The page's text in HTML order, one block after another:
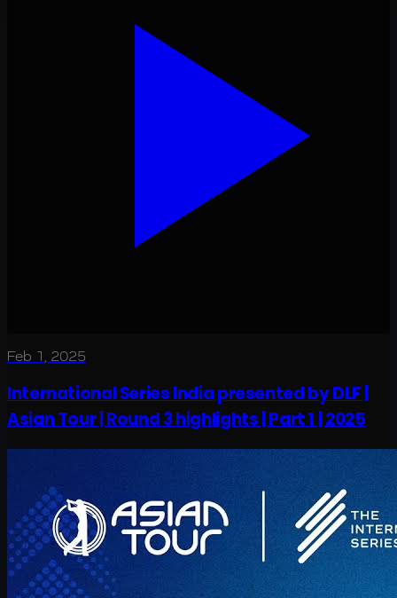
Feb 1, 2025
International Series India presented by DLF |
Asian Tour | Round 3 highlights | Part 1 | 2025